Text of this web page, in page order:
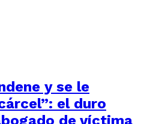
y se le
el duro
de víctima